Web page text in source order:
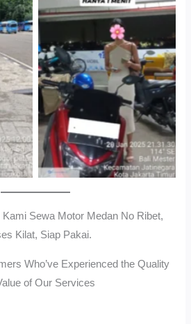
Cityplaza Jatinegara
Gedung Parkir P6ASewa
Motor Medan Sunggal No
Ribet, Proses Kilat, Siap
Pakai.
Sewa Motor Medan No Ribet,
Kilat, Siap Pakai.
Who’ve Experienced the Quality
of Our Services